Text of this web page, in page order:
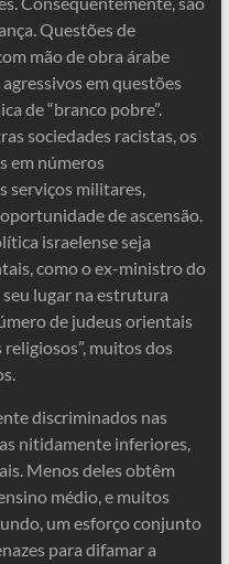
Questões de
mão de obra árabe
em questões
de “branco pobre”.
sociedades racistas, os
em números
serviços militares,
de ascensão.
israelense seja
como o ex-ministro do
lugar na estrutura
de judeus orientais
muitos dos
discriminados nas
nitidamente inferiores,
Menos deles obtêm
médio, e muitos
um esforço conjunto
para difamar a